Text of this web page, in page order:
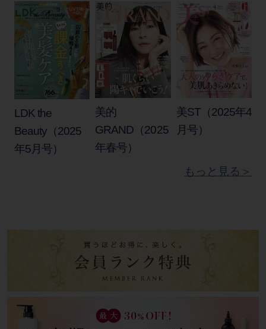
LDK the
Beauty（2025
年5月号）
美的
GRAND（2025
年春号）
美ST（2025年4
月号）
もっと見る